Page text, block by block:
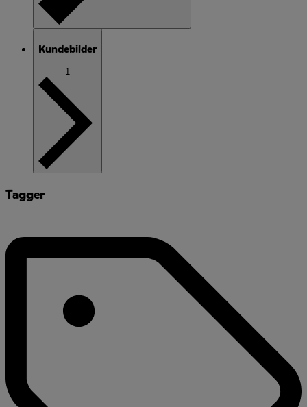
Kundebilder
1
Tagger